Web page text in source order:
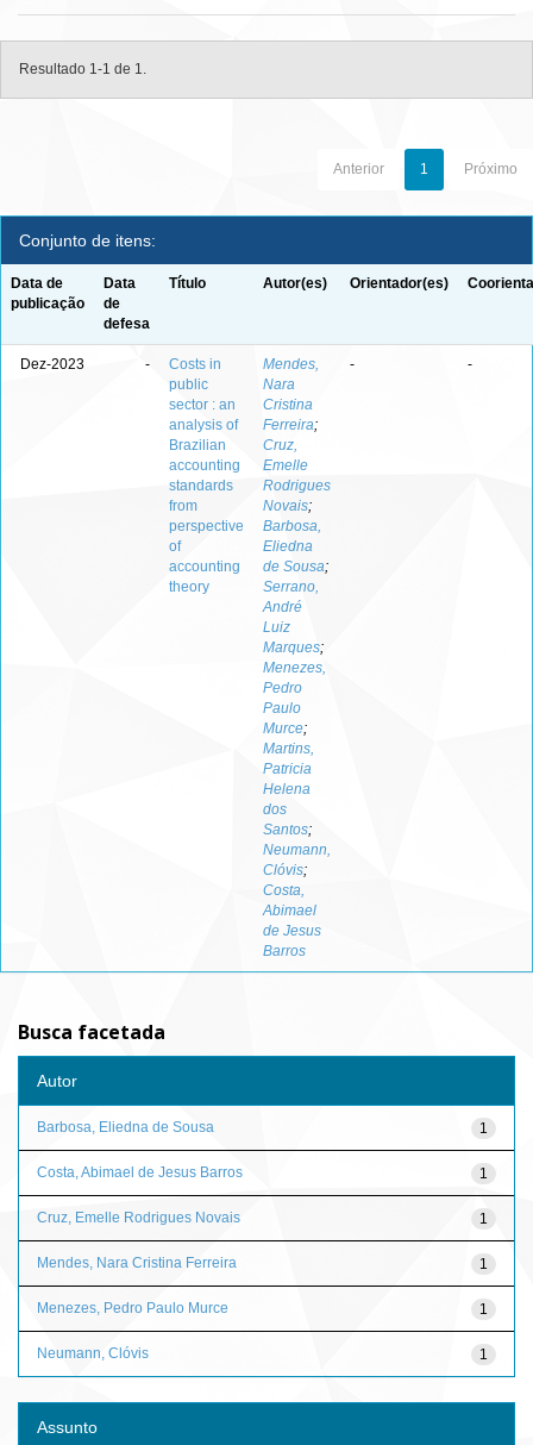
Resultado 1-1 de 1.
Anterior 1 Próximo
Conjunto de itens:
Data de
publicação
Data
de
defesa
Título Autor(es) Orientador(es)
Dez-2023 -
Costs in
public
sector : an
analysis of
Brazilian
accounting
standards
from
perspective
of
accounting
theory
Mendes,
Nara
Cristina
Ferreira;
Cruz,
Emelle
Rodrigues
Novais;
Barbosa,
Eliedna
de Sousa;
Serrano,
André
Luiz
Marques;
Menezes,
Pedro
Paulo
Murce;
Martins,
Patricia
Helena
dos
Santos;
Neumann,
Clóvis;
Costa,
Abimael
de Jesus
Barros
- -
Busca facetada
Autor
1
Barbosa, Eliedna de Sousa
1
Costa, Abimael de Jesus Barros
1
Cruz, Emelle Rodrigues Novais
1
Mendes, Nara Cristina Ferreira
1
Menezes, Pedro Paulo Murce
1
Neumann, Clóvis
Assunto